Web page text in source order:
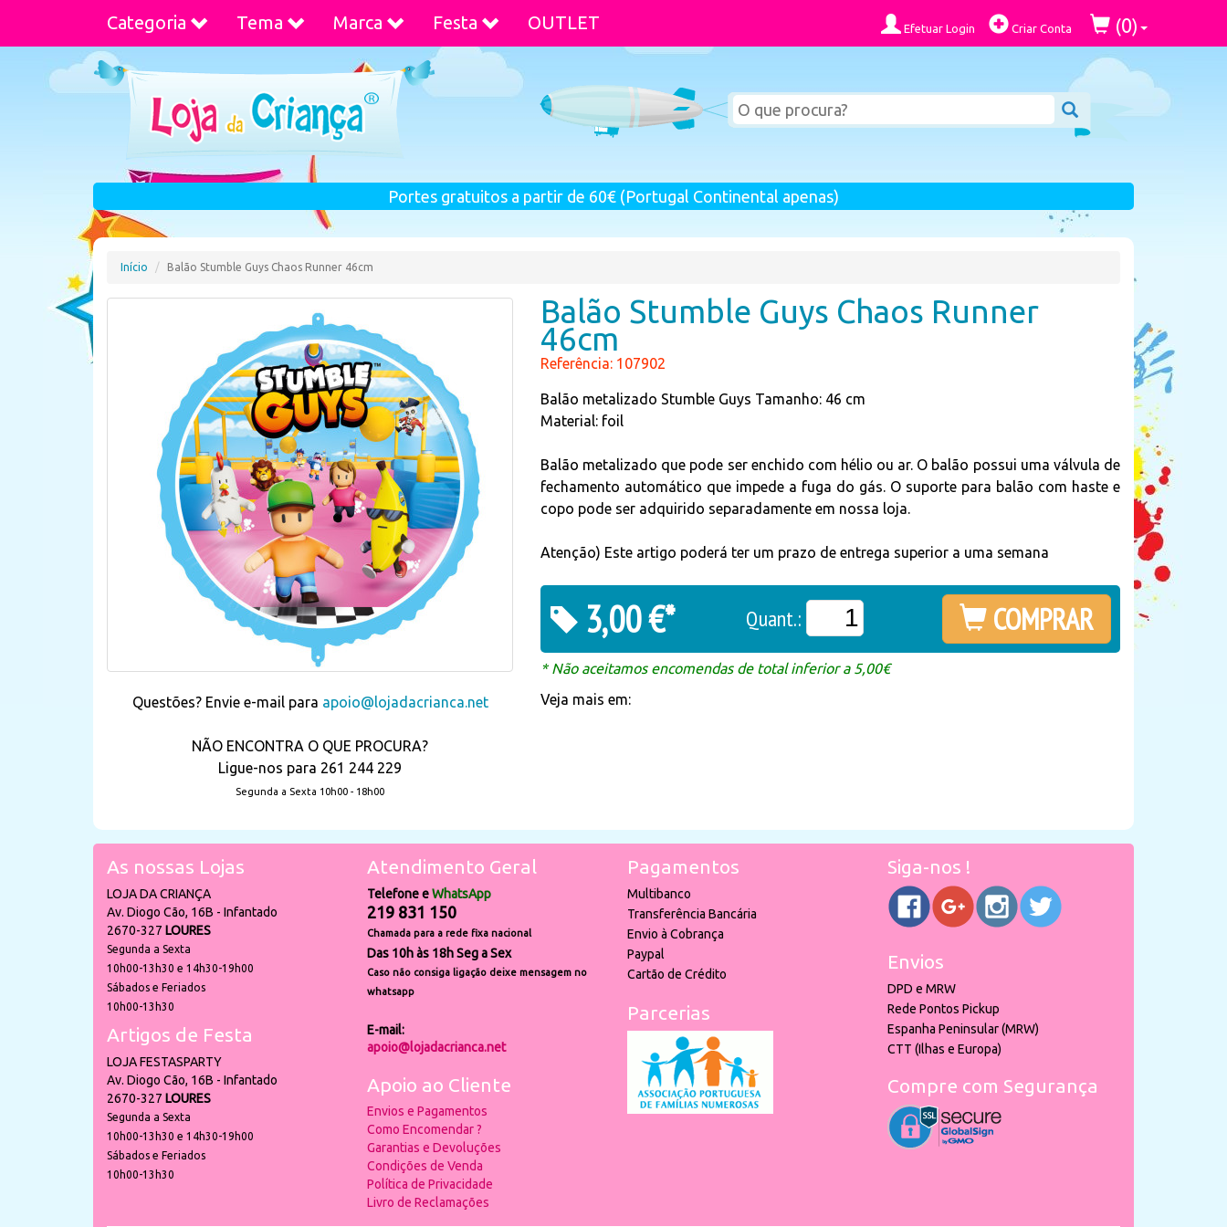
Categoria Tema Marca Festa OUTLET Efetuar Login Criar Conta (0)
Portes gratuitos a partir de 60€ (Portugal Continental apenas)
Início Balão Stumble Guys Chaos Runner 46cm
Questões? Envie e-mail para apoio@lojadacrianca.net
NÃO ENCONTRA O QUE PROCURA?
Ligue-nos para 261 244 229
Segunda a Sexta 10h00 - 18h00
Balão Stumble Guys Chaos Runner
46cm
Referência: 107902
Balão metalizado Stumble Guys Tamanho: 46 cm
Material: foil
Balão metalizado que pode ser enchido com hélio ou ar. O balão possui uma válvula de
fechamento automático que impede a fuga do gás. O suporte para balão com haste e
copo pode ser adquirido separadamente em nossa loja.
Atenção) Este artigo poderá ter um prazo de entrega superior a uma semana
3,00 €* Quant.: COMPRAR
* Não aceitamos encomendas de total inferior a 5,00€
Veja mais em:
As nossas Lojas
LOJA DA CRIANÇA
Av. Diogo Cão, 16B - Infantado
2670-327 LOURES
Segunda a Sexta
10h00-13h30 e 14h30-19h00
Sábados e Feriados
10h00-13h30
Artigos de Festa
LOJA FESTASPARTY
Av. Diogo Cão, 16B - Infantado
2670-327 LOURES
Segunda a Sexta
10h00-13h30 e 14h30-19h00
Sábados e Feriados
10h00-13h30
Atendimento Geral
Telefone eWhatsApp
219 831 150
Chamada para a rede fixa nacional
Das 10h às 18h Seg a Sex
Caso não consiga ligação deixe mensagem no
whatsapp
E-mail:
apoio@lojadacrianca.net
Apoio ao Cliente
Envios e Pagamentos
Como Encomendar ?
Garantias e Devoluções
Condições de Venda
Política de Privacidade
Livro de Reclamações
Pagamentos
Multibanco
Transferência Bancária
Envio à Cobrança
Paypal
Cartão de Crédito
Parcerias
Siga-nos !
Envios
DPD e MRW
Rede Pontos Pickup
Espanha Peninsular (MRW)
CTT (Ilhas e Europa)
Compre com Segurança